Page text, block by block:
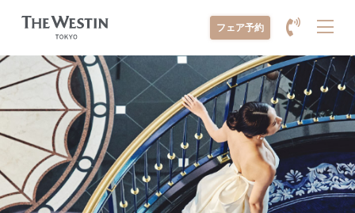
フェア予約
メ
ニ
ュ
ー
を
開
く